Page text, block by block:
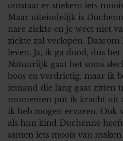
ontstaat er stiekem iets
Maar uiteindelijk is
nare ziekte en je weet niet
ziekte zal verlopen.
leven. Ja, ik ga dood, dus
Natuurlijk gaat het soms
boos en verdrietig, maar ik
iemand die lang gaat zitten
momenten put ik kracht uit
ik heb mogen ervaren. Ook
als hun kind Duchenne
samen iets moois van